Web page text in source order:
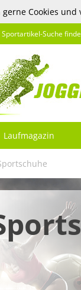
gerne Cookies
Suche
Laufmagazin